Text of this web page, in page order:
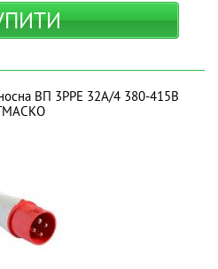
ВП 3РPE 32A/4 380-415В